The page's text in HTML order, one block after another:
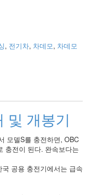
, 전기차, 차데모, 차데모
및 개봉기
모델S를 충전하면, OBC
충전이 된다. 완속보다는
공용 충전기에서는 급속